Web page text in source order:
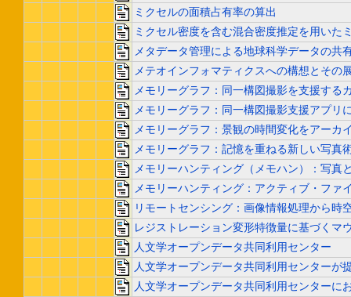
ミクセルの面積占有率の算出
ミクセル密度を含む混合密度推定を用いた
メタデータ管理による地球科学データの共
メテオインフォマティクスへの構想とその
メモリーグラフ：同一構図撮影を支援する
メモリーグラフ：同一構図撮影支援アプリ
メモリーグラフ：景観の時間変化をアーカ
メモリーグラフ：記憶を重ねる新しい写真
メモリーハンティング（メモハン）：写真
メモリーハンティング：アクティブ・ファ
リモートセンシング：画像情報処理から時
レジストレーション変形特徴量に基づくマ
人文学オープンデータ共同利用センター
人文学オープンデータ共同利用センターが
人文学オープンデータ共同利用センターに